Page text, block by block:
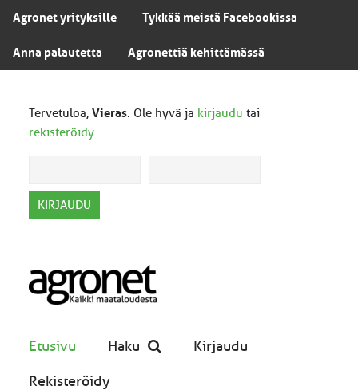
Agronet yrityksille Tykkää meistä Facebookissa
Anna palautetta Agronettiä kehittämässä
Tervetuloa, Vieras. Ole hyvä ja kirjaudu tai
rekisteröidy.
Etusivu Haku Kirjaudu
Rekisteröidy